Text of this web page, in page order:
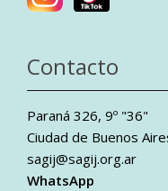
Contacto
Paraná 326, 9º "36"
Ciudad de Buenos
sagij@sagij.org.ar
WhatsApp